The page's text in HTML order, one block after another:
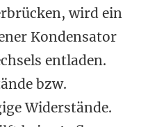
wird ein
Kondensator
entladen.
bzw.
Widerstände.